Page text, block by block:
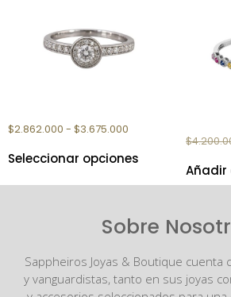
$2.862.000 - $3.675.000
Seleccionar opciones
$
Sobre
Sappheiros Joyas & Boutique cuenta
y vanguardistas, tanto en sus joyas